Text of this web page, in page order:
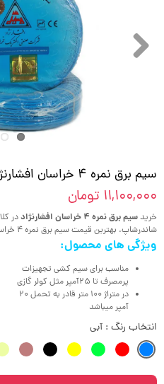
سیم برق نمره 4 خراسان افشارنژاد | کلاف 100 متری
۱۱,۱۰۰,۰۰۰ تومان
خریدسیم برق نمره 4 خراسان افشارنژاد
شاندرشاپ. بهترین قیمت سیم برق نمره 4 خراسان افشار نژاد با مغزی مس افشان.
ویژگی های محصول:
مناسب برای سیم کشی تجهیزات
پرمصرف تا 25آمپر مثل کولر گازی
در متراژ 100 متر قادر به تحمل 20
آمپر میباشد
انتخاب رنگ : آبی